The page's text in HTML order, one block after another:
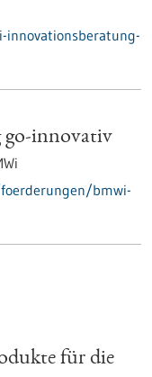
innovativ
bmwi-
für die